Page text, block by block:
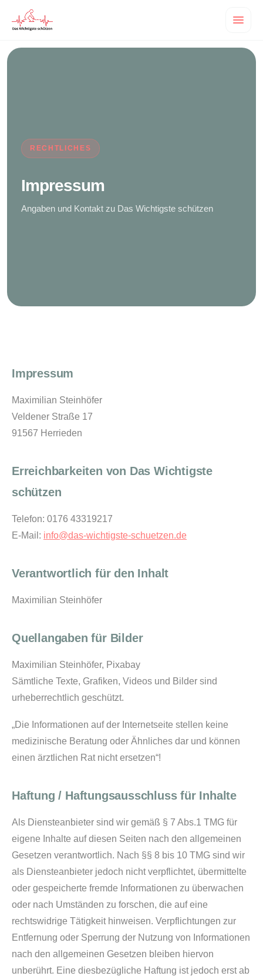
RECHTLICHES
Impressum
Angaben und Kontakt zu Das Wichtigste schützen
Impressum
Maximilian Steinhöfer
Veldener Straße 17
91567 Herrieden
Erreichbarkeiten von Das Wichtigste
schützen
Telefon: 0176 43319217
E-Mail: info@das-wichtigste-schuetzen.de
Verantwortlich für den Inhalt
Maximilian Steinhöfer
Quellangaben für Bilder
Maximilian Steinhöfer, Pixabay
Sämtliche Texte, Grafiken, Videos und Bilder sind
urheberrechtlich geschützt.
„Die Informationen auf der Internetseite stellen keine
medizinische Beratung oder Ähnliches dar und können
einen ärztlichen Rat nicht ersetzen“!
Haftung / Haftungsausschluss für Inhalte
Als Diensteanbieter sind wir gemäß § 7 Abs.1 TMG für
eigene Inhalte auf diesen Seiten nach den allgemeinen
Gesetzen verantwortlich. Nach §§ 8 bis 10 TMG sind wir
als Diensteanbieter jedoch nicht verpflichtet, übermittelte
oder gespeicherte fremde Informationen zu überwachen
oder nach Umständen zu forschen, die auf eine
rechtswidrige Tätigkeit hinweisen. Verpflichtungen zur
Entfernung oder Sperrung der Nutzung von Informationen
nach den allgemeinen Gesetzen bleiben hiervon
unberührt. Eine diesbezügliche Haftung ist jedoch erst ab